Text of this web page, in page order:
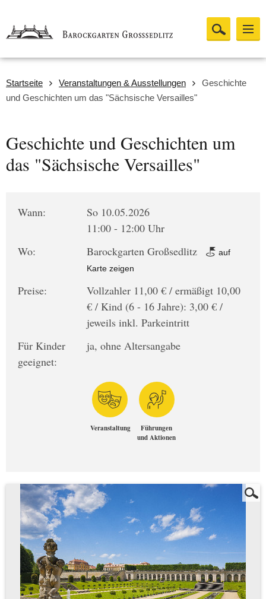
Startseite Veranstaltungen & Ausstellungen
Geschichte
und Geschichten um das "Sächsische Versailles"
Geschichte und Geschichten um
das "Sächsische Versailles"
Wann:
So 10.05.2026
11:00 - 12:00 Uhr
Wo:
Barockgarten Großsedlitz
auf
Karte zeigen
Preise:
Vollzahler 11,00 € / ermäßigt 10,00
€ / Kind (6 - 16 Jahre): 3,00 € /
jeweils inkl. Parkeintritt
Für Kinder
geeignet:
ja, ohne Altersangabe
Veranstaltung
Führungen
und Aktionen